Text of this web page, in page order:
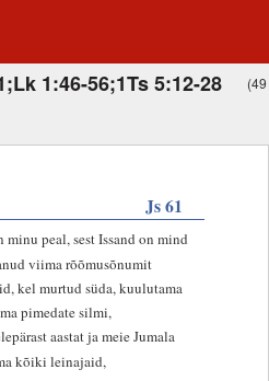
1:46-56;1Ts 5:12-28
Js 61
minu peal, sest Issand on mind
viima rõõmusõnumit
kel murtud süda, kuulutama
pimedate silmi,
aastat ja meie Jumala
kõiki leinajaid,